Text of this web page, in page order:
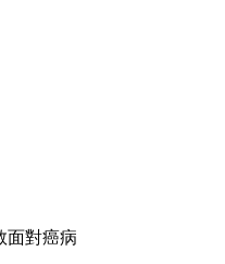
面對癌病